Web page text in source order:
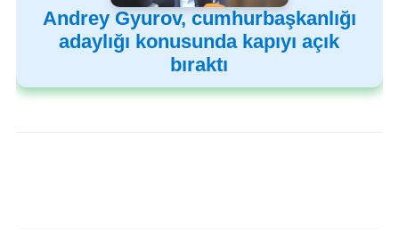
Andrey Gyurov, cumhurbaşkanlığı
adaylığı konusunda kapıyı açık
bıraktı